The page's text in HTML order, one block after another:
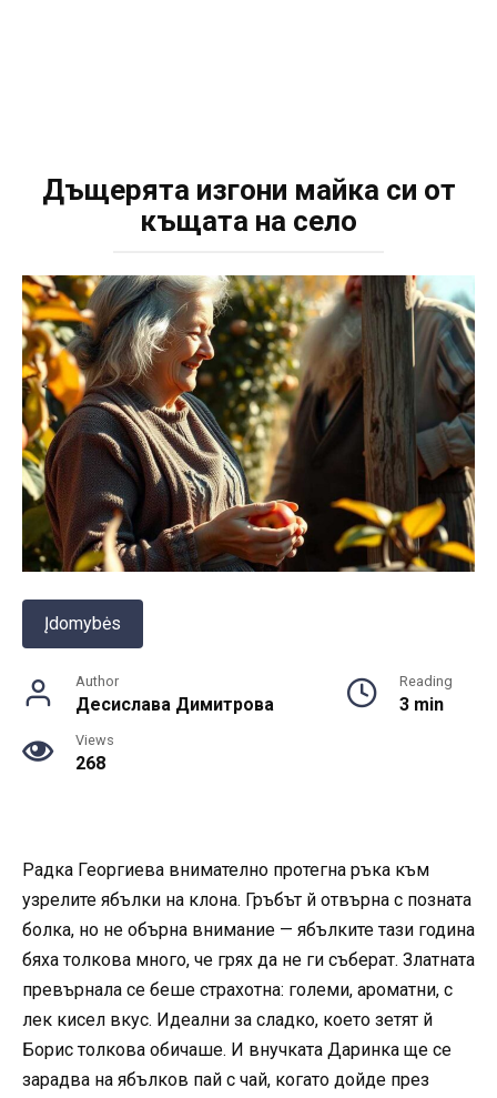
Дъщерята изгони майка си от
къщата на село
Įdomybės
Author
Десислава Димитрова
Reading
3 min
Views
268
Радка Георгиева внимателно протегна ръка към
узрелите ябълки на клона. Гръбът й отвърна с позната
болка, но не обърна внимание — ябълките тази година
бяха толкова много, че грях да не ги съберат. Златната
превърнала се беше страхотна: големи, ароматни, с
лек кисел вкус. Идеални за сладко, което зетят й
Борис толкова обичаше. И внучката Даринка ще се
зарадва на ябълков пай с чай, когато дойде през